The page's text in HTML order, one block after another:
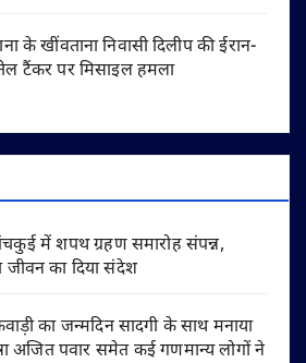
के खींवताना निवासी दिलीप की ईरान-
टैंकर पर मिसाइल हमला
में शपथ ग्रहण समारोह संपन्न,
जीवन का दिया संदेश
का जन्मदिन सादगी के साथ मनाया
अजित पवार समेत कई गणमान्य लोगों ने